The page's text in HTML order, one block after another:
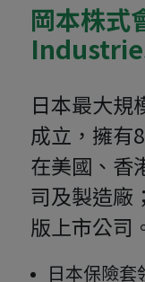
岡本株式
日本最大規
成立，擁有
在美國、香
司及製造廠
版上市公司
日本保險